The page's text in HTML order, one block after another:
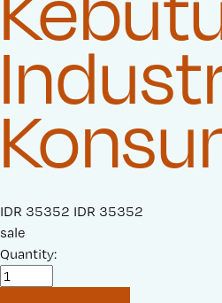
S
a
l
e
IDR 35352 O
IDR 35352
sale
Quantity: